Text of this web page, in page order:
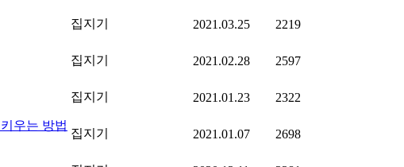
집지기 2021.03.25 2219
집지기 2021.02.28 2597
집지기 2021.01.23 2322
우는 방법
집지기 2021.01.07 2698